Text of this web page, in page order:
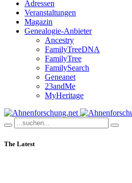
Adressen
Veranstaltungen
Magazin
Genealogie-Anbieter
Ancestry
FamilyTreeDNA
FamilyTree
FamilySearch
Geneanet
23andMe
MyHeritage
The Latest